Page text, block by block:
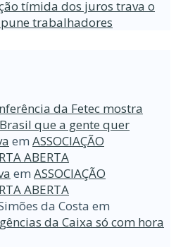
tímida dos juros trava o
trabalhadores
da Fetec mostra
que a gente quer
em ASSOCIAÇÃO
ABERTA
em ASSOCIAÇÃO
ABERTA
da Costa em
da Caixa só com hora